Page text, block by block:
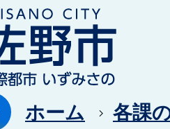
ホーム 各課